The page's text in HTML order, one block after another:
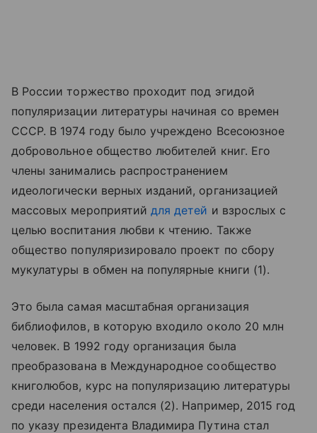
В России торжество проходит под эгидой
популяризации литературы начиная со времен
СССР. В 1974 году было учреждено Всесоюзное
добровольное общество любителей книг. Его
члены занимались распространением
идеологически верных изданий, организацией
массовых мероприятийдля детей и взрослых с
целью воспитания любви к чтению. Также
общество популяризировало проект по сбору
мукулатуры в обмен на популярные книги (1).
Это была самая масштабная организация
библиофилов, в которую входило около 20 млн
человек. В 1992 году организация была
преобразована в Международное сообщество
книголюбов, курс на популяризацию литературы
среди населения остался (2). Например, 2015 год
по указу президента Владимира Путина стал